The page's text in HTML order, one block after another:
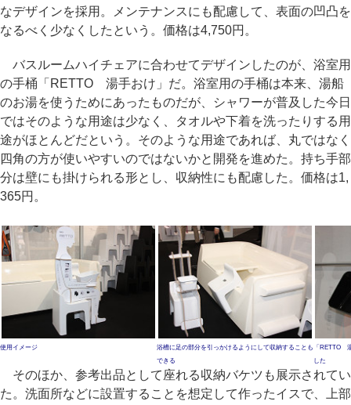
なデザインを採用。メンテナンスにも配慮して、表面の凹凸を
なるべく少なくしたという。価格は4,750円。
バスルームハイチェアに合わせてデザインしたのが、浴室用
の手桶「RETTO 湯手おけ」だ。浴室用の手桶は本来、湯船
のお湯を使うためにあったものだが、シャワーが普及した今日
ではそのような用途は少なく、タオルや下着を洗ったりする用
途がほとんどだという。そのような用途であれば、丸ではなく
四角の方が使いやすいのではないかと開発を進めた。持ち手部
分は壁にも掛けられる形とし、収納性にも配慮した。価格は1,
365円。
使用イメージ
浴槽に足の部分を引っかけるようにして収納することも
できる
「RETTO
した
そのほか、参考出品として座れる収納バケツも展示されてい
た。洗面所などに設置することを想定して作ったイスで、上部